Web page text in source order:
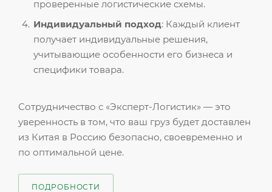
проверенные логистические схемы.
Индивидуальный подход: Каждый клиент
получает индивидуальные решения,
учитывающие особенности его бизнеса и
специфики товара.
Сотрудничество с «Эксперт-Логистик» — это
уверенность в том, что ваш груз будет доставлен
из Китая в Россию безопасно, своевременно и
по оптимальной цене.
ПОДРОБНОСТИ